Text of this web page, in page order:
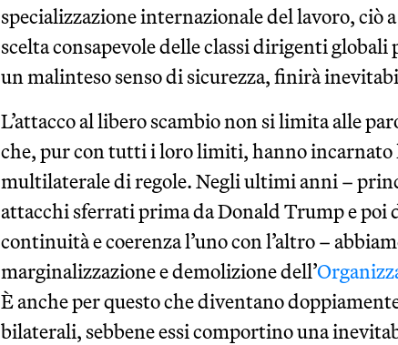
specializzazione internazionale del lavoro, ciò
scelta consapevole delle classi dirigenti
un malinteso senso di sicurezza, finirà
L’attacco al libero scambio non si limita alle
che, pur con tutti i loro limiti, hanno incarnato
multilaterale di regole. Negli ultimi anni –
attacchi sferrati prima da Donald Trump e poi
continuità e coerenza l’uno con l’altro –
marginalizzazione e demolizione dell’
È anche per questo che diventano
bilaterali, sebbene essi comportino una